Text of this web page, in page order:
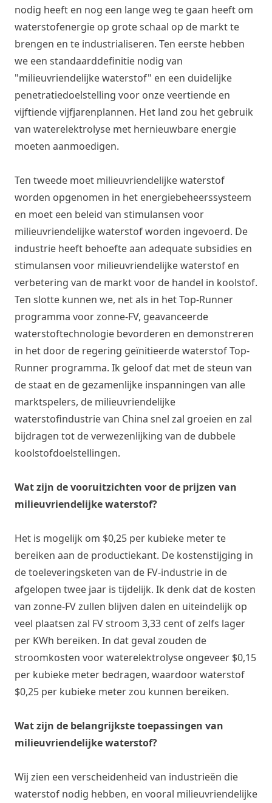
nodig heeft en nog een lange weg te gaan heeft om
waterstofenergie op grote schaal op de markt te
brengen en te industrialiseren. Ten eerste hebben
we een standaarddefinitie nodig van
"milieuvriendelijke waterstof" en een duidelijke
penetratiedoelstelling voor onze veertiende en
vijftiende vijfjarenplannen. Het land zou het gebruik
van waterelektrolyse met hernieuwbare energie
moeten aanmoedigen.
Ten tweede moet milieuvriendelijke waterstof
worden opgenomen in het energiebeheerssysteem
en moet een beleid van stimulansen voor
milieuvriendelijke waterstof worden ingevoerd. De
industrie heeft behoefte aan adequate subsidies en
stimulansen voor milieuvriendelijke waterstof en
verbetering van de markt voor de handel in koolstof.
Ten slotte kunnen we, net als in het Top-Runner
programma voor zonne-FV, geavanceerde
waterstoftechnologie bevorderen en demonstreren
in het door de regering geïnitieerde waterstof Top-
Runner programma. Ik geloof dat met de steun van
de staat en de gezamenlijke inspanningen van alle
marktspelers, de milieuvriendelijke
waterstofindustrie van China snel zal groeien en zal
bijdragen tot de verwezenlijking van de dubbele
koolstofdoelstellingen.
Wat zijn de vooruitzichten voor de prijzen van
milieuvriendelijke waterstof?
Het is mogelijk om $0,25 per kubieke meter te
bereiken aan de productiekant. De kostenstijging in
de toeleveringsketen van de FV-industrie in de
afgelopen twee jaar is tijdelijk. Ik denk dat de kosten
van zonne-FV zullen blijven dalen en uiteindelijk op
veel plaatsen zal FV stroom 3,33 cent of zelfs lager
per KWh bereiken. In dat geval zouden de
stroomkosten voor waterelektrolyse ongeveer $0,15
per kubieke meter bedragen, waardoor waterstof
$0,25 per kubieke meter zou kunnen bereiken.
Wat zijn de belangrijkste toepassingen van
milieuvriendelijke waterstof?
Wij zien een verscheidenheid van industrieën die
waterstof nodig hebben, en vooral milieuvriendelijke